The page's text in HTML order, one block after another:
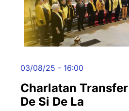
03/08/25 - 16:00
Charlatan
De Si De La